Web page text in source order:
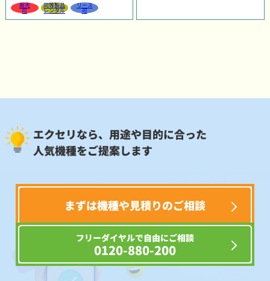
販売
可
同等製品
レンタル
リース
可
エクセリなら、用途や目的に合った
人気機種をご提案します
まずは機種や見積りのご相談
フリーダイヤルで自由にご相談
0120-880-200